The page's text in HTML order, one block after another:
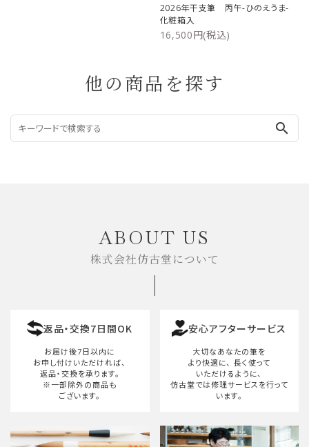
2026年干支筆 丙午-ひのえうま-
化粧箱入
16,500円(税込)
他の商品を探す
search
ABOUT US
株式会社仿古堂について
返品・交換7日間OK
お届け後7日以内に
お申し付けいただければ、
返品・交換を承ります。
※一部除外の商品も
ございます。
安心アフターサービス
大切なあなたの筆を
より快適に、 長く使って
いただけるように、
仿古堂では修理サービスを行って
います。